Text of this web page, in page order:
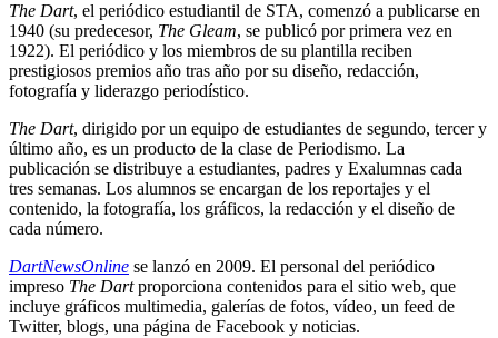
The Dart, el periódico estudiantil de STA, comenzó a publicarse en
1940 (su predecesor, The Gleam, se publicó por primera vez en
1922). El periódico y los miembros de su plantilla reciben
prestigiosos premios año tras año por su diseño, redacción,
fotografía y liderazgo periodístico.
The Dart, dirigido por un equipo de estudiantes de segundo, tercer y
último año, es un producto de la clase de Periodismo. La
publicación se distribuye a estudiantes, padres y Exalumnas cada
tres semanas. Los alumnos se encargan de los reportajes y el
contenido, la fotografía, los gráficos, la redacción y el diseño de
cada número.
DartNewsOnline se lanzó en 2009. El personal del periódico
impreso The Dartproporciona contenidos para el sitio web, que
incluye gráficos multimedia, galerías de fotos, vídeo, un feed de
Twitter, blogs, una página de Facebook y noticias.